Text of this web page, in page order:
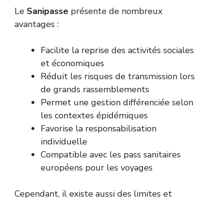
Le Sanipasse présente de nombreux
avantages :
Facilite la reprise des activités sociales
et économiques
Réduit les risques de transmission lors
de grands rassemblements
Permet une gestion différenciée selon
les contextes épidémiques
Favorise la responsabilisation
individuelle
Compatible avec les pass sanitaires
européens pour les voyages
Cependant, il existe aussi des limites et